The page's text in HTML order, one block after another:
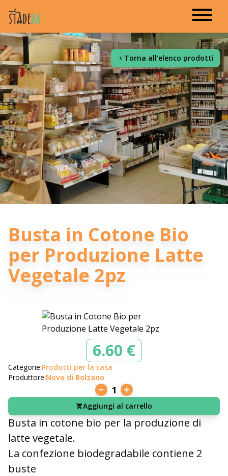
Torna all'elenco prodotti
Busta in Cotone Bio
per Produzione Latte
Vegetale 2pz
6.60 €
Categorie:Prodotti per la casa
Produttore:Novo di Bolzano
1
Aggiungi al carrello
Busta in cotone bio per la produzione di
latte vegetale.
La confezione biodegradabile contiene 2
buste